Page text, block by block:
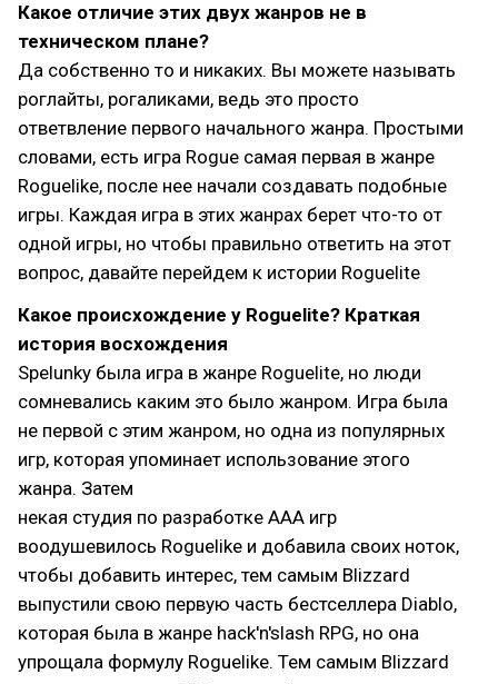
Какое отличие этих двух жанров не в
техническом плане?
Да собственно то и никаких. Вы можете называть
роглайты, рогаликами, ведь это просто
ответвление первого начального жанра. Простыми
словами, есть игра Rogue самая первая в жанре
Roguelike, после нее начали создавать подобные
игры. Каждая игра в этих жанрах берет что-то от
одной игры, но чтобы правильно ответить на этот
вопрос, давайте перейдем к истории Roguelite
Какое происхождение у Roguelite? Краткая
история восхождения
Spelunky была игра в жанре Roguelite, но люди
сомневались каким это было жанром. Игра была
не первой с этим жанром, но одна из популярных
игр, которая упоминает использование этого
жанра. Затем
некая студия по разработке AAA игр
воодушевилось Roguelike и добавила своих ноток,
чтобы добавить интерес, тем самым Blizzard
выпустили свою первую часть бестселлера Diablo,
которая была в жанре hack'n'slash RPG, но она
упрощала формулу Roguelike. Тем самым Blizzard